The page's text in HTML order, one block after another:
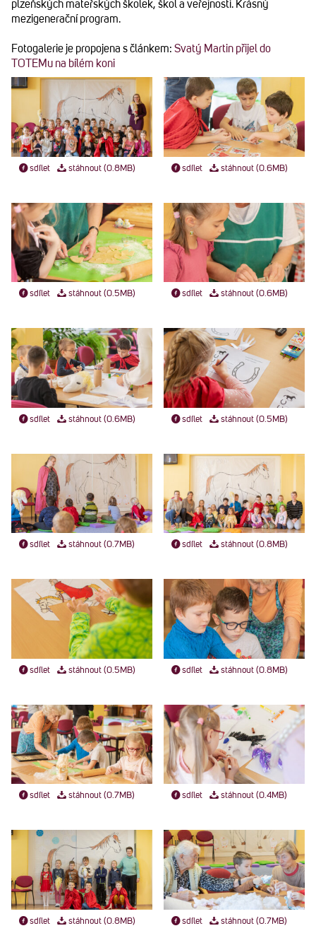
plzeňských mateřských školek, škol a veřejnosti. Krásný
mezigenerační program.
Fotogalerie je propojena s článkem: Svatý Martin přijel do
TOTEMu na bílém koni
sdílet stáhnout (0.8MB) sdílet stáhnout (0.6MB)
sdílet stáhnout (0.5MB) sdílet stáhnout (0.6MB)
sdílet stáhnout (0.6MB) sdílet stáhnout (0.5MB)
sdílet stáhnout (0.7MB) sdílet stáhnout (0.8MB)
sdílet stáhnout (0.5MB) sdílet stáhnout (0.8MB)
sdílet stáhnout (0.7MB) sdílet stáhnout (0.4MB)
sdílet stáhnout (0.8MB) sdílet stáhnout (0.7MB)